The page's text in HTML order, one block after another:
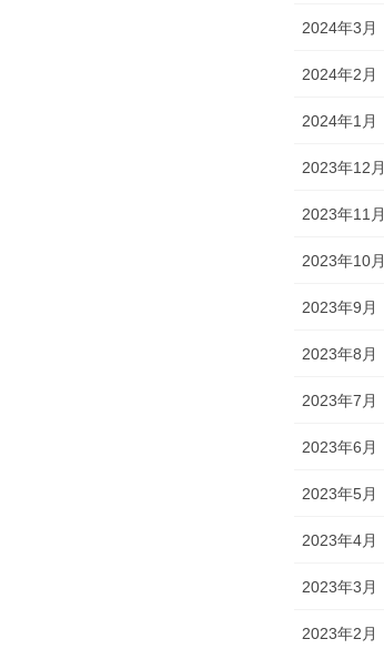
2024年3月
2024年2月
2024年1月
2023年12月
2023年11月
2023年10月
2023年9月
2023年8月
2023年7月
2023年6月
2023年5月
2023年4月
2023年3月
2023年2月